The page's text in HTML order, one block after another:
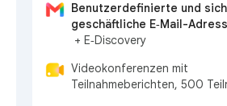
Benutzerdefinierte und
geschäftliche E‑Mail-
+ E‑Discovery
Videokonferenzen mit
Teilnahmeberichten, 500